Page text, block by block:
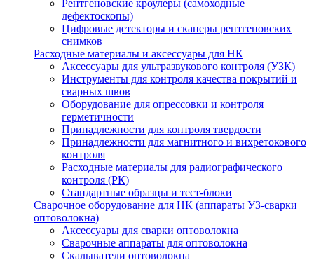
Рентгеновские кроулеры (самоходные
дефектоскопы)
Цифровые детекторы и сканеры рентгеновских
снимков
Расходные материалы и аксессуары для НК
Аксессуары для ультразвукового контроля (УЗК)
Инструменты для контроля качества покрытий и
сварных швов
Оборудование для опрессовки и контроля
герметичности
Принадлежности для контроля твердости
Принадлежности для магнитного и вихретокового
контроля
Расходные материалы для радиографического
контроля (РК)
Стандартные образцы и тест-блоки
Сварочное оборудование для НК (аппараты УЗ-сварки
оптоволокна)
Аксессуары для сварки оптоволокна
Сварочные аппараты для оптоволокна
Скалыватели оптоволокна